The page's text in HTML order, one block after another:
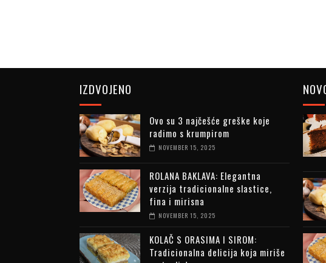
IZDVOJENO
Ovo su 3 najčešće greške koje
radimo s krumpirom
NOVEMBER 15, 2025
ROLANA BAKLAVA: Elegantna
verzija tradicionalne slastice,
fina i mirisna
NOVEMBER 15, 2025
KOLAČ S ORASIMA I SIROM:
Tradicionalna delicija koja miriše